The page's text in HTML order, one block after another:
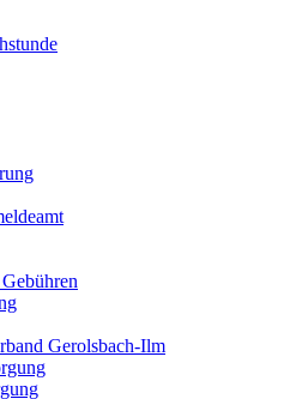
Gerolsbach-Ilm